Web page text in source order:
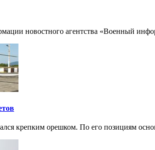
новостного агентства «Военный
крепким орешком. По его позициям